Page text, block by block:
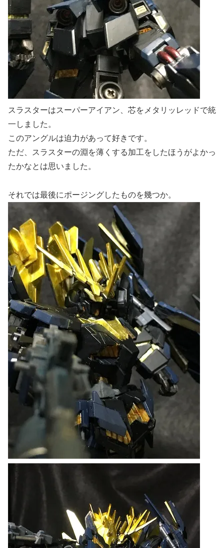
スラスターはスーパーアイアン、芯をメタリッレッドで統
一しました。
このアングルは迫力があって好きです。
ただ、スラスターの淵を薄くする加工をしたほうがよかっ
たかなとは思いました。
それでは最後にポージングしたものを幾つか。